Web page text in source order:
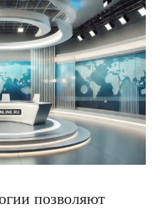
позволяют